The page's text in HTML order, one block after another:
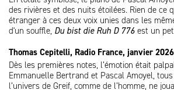
des rivières et des nuits étoilées. Rien de ce
étranger à ces deux voix unies dans les
d'un souffle, Du bist die Ruh D 776 est un
Thomas Cepitelli, Radio France, janvier 2026
Dès les premières notes, l’émotion était
Emmanuelle Bertrand et Pascal Amoyel,
l’univers de Greif, comme de l’homme, ne